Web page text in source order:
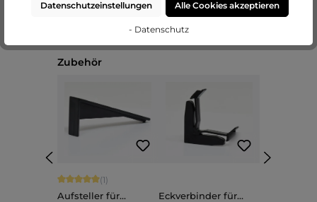
Produktgalerie überspringen
Zubehör
Durchschnittliche Bewertung von 5 von 5 Sternen
(1)
Aufsteller für
Eckverbinder für
Datenschutzeinstellungen Alle Cookies akzeptieren
- Datenschutz